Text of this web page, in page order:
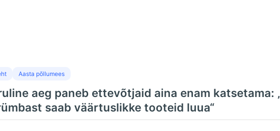
Aasta põllumees
aeg paneb ettevõtjaid aina enam katsetama:
saab väärtuslikke tooteid luua“